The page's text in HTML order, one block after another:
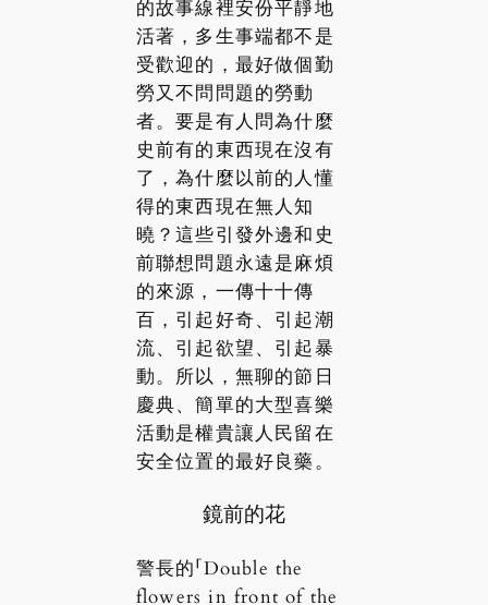
的故事線裡安份平靜地
活著，多生事端都不是
受歡迎的，最好做個勤
勞又不問問題的勞動
者。要是有人問為什麼
史前有的東西現在沒有
了，為什麼以前的人懂
得的東西現在無人知
曉？這些引發外邊和史
前聯想問題永遠是麻煩
的來源，一傳十十傳
百，引起好奇、引起潮
流、引起欲望、引起暴
動。所以，無聊的節日
慶典、簡單的大型喜樂
活動是權貴讓人民留在
安全位置的最好良藥。
鏡前的花
警長的「Double the
flowers in front of the